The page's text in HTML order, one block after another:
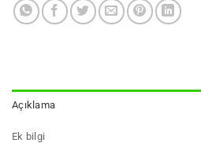
Açıklama
Ek bilgi